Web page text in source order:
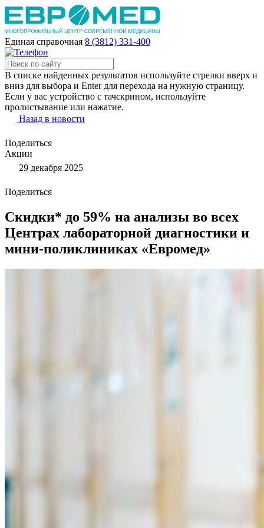
Единая справочная 8 (3812) 331-400
В списке найденных результатов используйте стрелки вверх и
вниз для выбора и Enter для перехода на нужную страницу.
Если у вас устройство с тачскрином, используйте
пролистывание или нажатие.
Назад в новости
Поделиться
Акции
29 декабря 2025
Поделиться
Скидки* до 59% на анализы во всех
Центрах лабораторной диагностики и
мини-поликлиниках «Евромед»